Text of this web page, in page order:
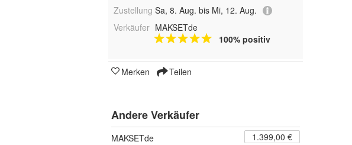
Zustellung Sa, 8. Aug. bis Mi, 12. Aug.
Verkäufer MAKSETde
100% positiv
Merken Teilen
Andere Verkäufer
MAKSETde
1.399,00 €